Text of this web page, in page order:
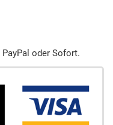
oder Sofort.